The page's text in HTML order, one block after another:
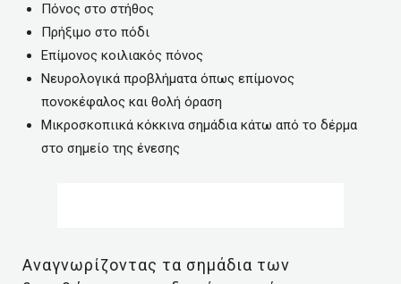
Πόνος στο στήθος
Πρήξιμο στο πόδι
Επίμονος κοιλιακός πόνος
Νευρολογικά προβλήματα όπως επίμονος
πονοκέφαλος και θολή όραση
Μικροσκοπιικά κόκκινα σημάδια κάτω από το δέρμα
στο σημείο της ένεσης
Αναγνωρίζοντας τα σημάδια των